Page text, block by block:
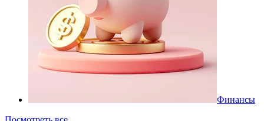
Финансы